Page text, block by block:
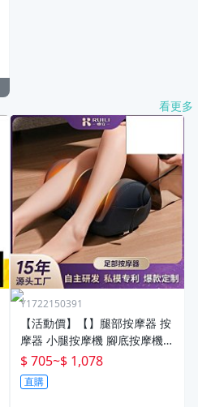
看更多
Y1722150391
【活動價】【】腿部按摩器 按
摩器 小腿按摩機 腳底按摩機
深層按摩儀 小腿按摩儀全自動
揉捏腿部按摩器全腿底腳熱敷
腳部足底
$ 705~$ 1,078
直購